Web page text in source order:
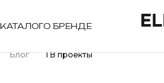
КАТАЛОГО БРЕНДЕ
Блог ТВ проекты